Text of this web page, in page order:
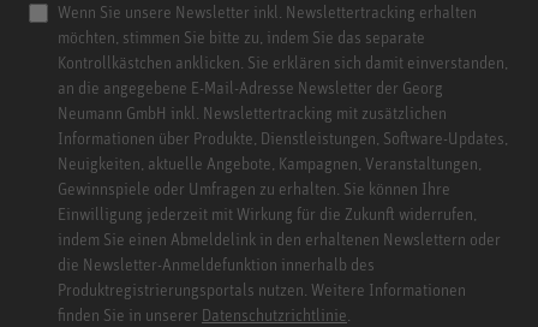
Wenn Sie unsere Newsletter inkl. Newslettertracking erhalten
möchten, stimmen Sie bitte zu, indem Sie das separate
Kontrollkästchen anklicken. Sie erklären sich damit einverstanden,
an die angegebene E-Mail-Adresse Newsletter der Georg
Neumann GmbH inkl. Newslettertracking mit zusätzlichen
Informationen über Produkte, Dienstleistungen, Software-Updates,
Neuigkeiten, aktuelle Angebote, Kampagnen, Veranstaltungen,
Gewinnspiele oder Umfragen zu erhalten. Sie können Ihre
Einwilligung jederzeit mit Wirkung für die Zukunft widerrufen,
indem Sie einen Abmeldelink in den erhaltenen Newslettern oder
die Newsletter-Anmeldefunktion innerhalb des
Produktregistrierungsportals nutzen. Weitere Informationen
finden Sie in unserer Datenschutzrichtlinie